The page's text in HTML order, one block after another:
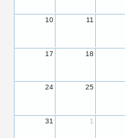
10 11
17 18
24 25
31 1